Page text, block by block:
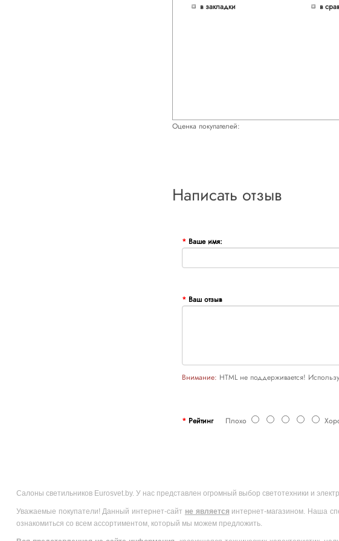
в закладки
в
Оценка покупателей:
Написать отзыв
Ваше имя:
Ваш отзыв
Внимание: HTML не поддерживается!
РейтингПлохо
Салоны светильников Eurosvet.by. У нас представлен огромный выбор светотехники и
Уважаемые покупатели! Данный интернет-сайт не является интернет-магазином. Наша
ознакомиться со всем ассортиментом, который мы можем предложить.